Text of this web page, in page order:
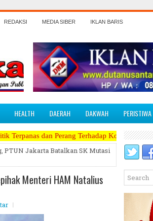
REDAKSI MEDIA SIBER IKLAN BARIS
HEALTH DAERAH DAKWAH PERISTIWA
Terhadap Koruptor, Narkoba, Teroris
PTUN Jakarta Batalkan SK Mutasi
Menteri HAM Natalius